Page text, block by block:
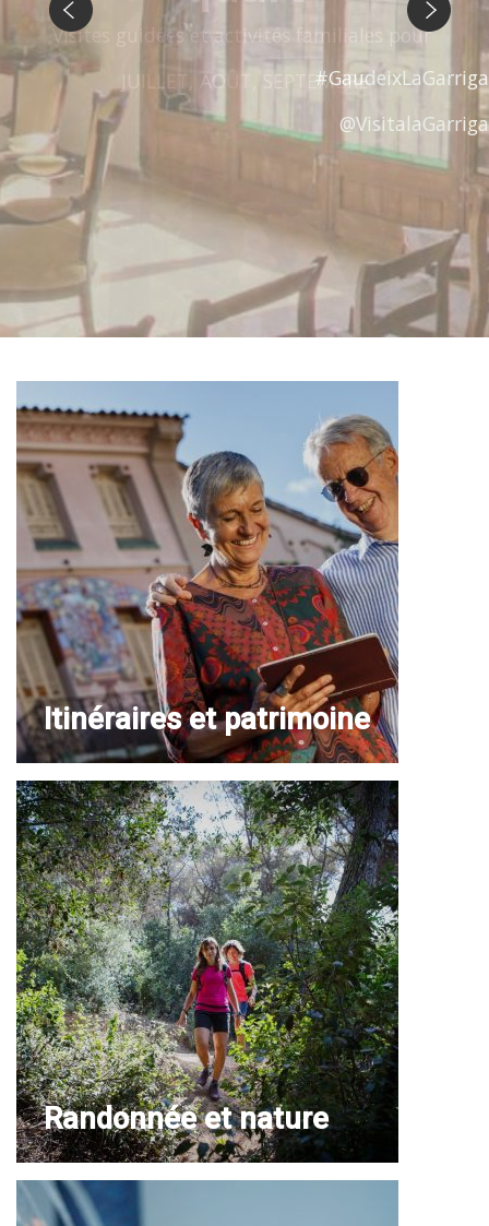
Précédent Suivant
#GaudeixLaGarriga
@VisitalaGarriga
Itinéraires et patrimoine
Randonnée et nature